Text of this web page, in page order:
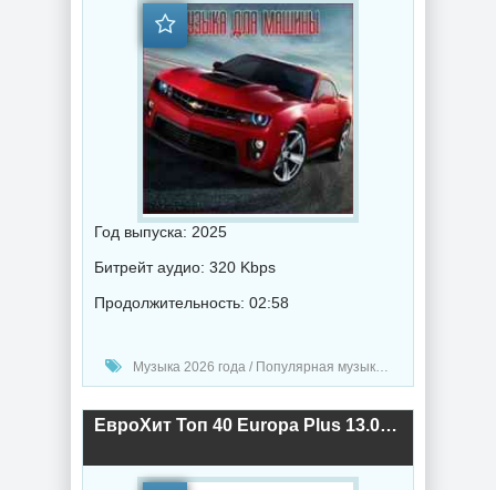
Год выпуска: 2025
Битрейт аудио: 320 Kbps
Продолжительность: 02:58
Музыка 2026 года / Популярная музыка / Музыка в машину / Поп музыка / Танцевальная музыка / Сборник музыка
ЕвроХит Топ 40 Europa Plus 13.02.2026 (2026) торрент